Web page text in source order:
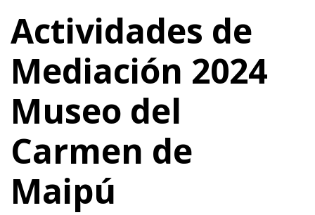
Actividades de
Mediación 2024
Museo del
Carmen de
Maipú